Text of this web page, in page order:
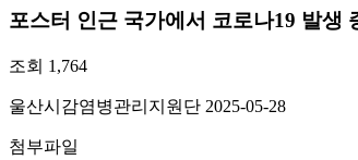
포스터 인근 국가에서 코로나19 발생
조회 1,764
울산시감염병관리지원단 2025-05-28
첨부파일